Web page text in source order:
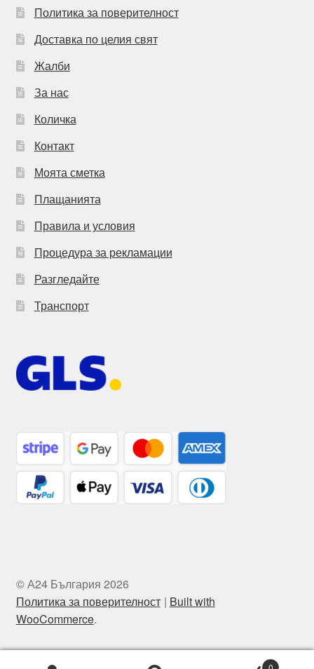
Политика за поверителност
Доставка по целия свят
Жалби
За нас
Количка
Контакт
Моята сметка
Плащанията
Правила и условия
Процедура за рекламации
Разгледайте
Транспорт
© А24 България 2026
Политика за поверителност
Built with
WooCommerce.